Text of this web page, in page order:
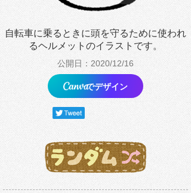
自転車に乗るときに頭を守るために使われ
るヘルメットのイラストです。
公開日：2020/12/16
でデザイン